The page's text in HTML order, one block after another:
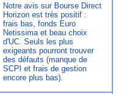
Notre avis sur Bourse Direct
Horizon est très positif :
frais bas, fonds Euro
Netissima et beau choix
d'UC. Seuls les plus
exigeants pourront trouver
des défauts (manque de
SCPI et frais de gestion
encore plus bas).